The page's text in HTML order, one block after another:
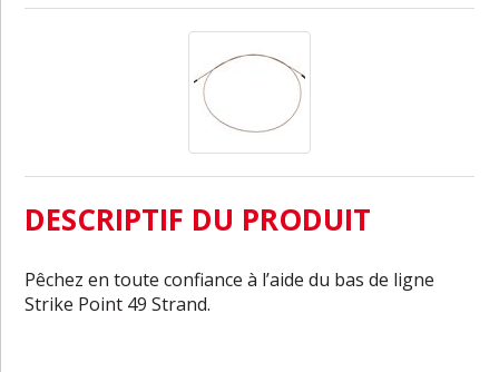
DESCRIPTIF DU PRODUIT
Pêchez en toute confiance à l’aide du bas de ligne
Strike Point 49 Strand.